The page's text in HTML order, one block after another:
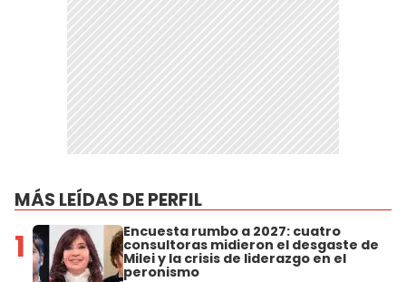
MÁS LEÍDAS DE PERFIL
1 Encuesta rumbo a 2027: cuatro
consultoras midieron el desgaste de
Milei y la crisis de liderazgo en el
peronismo